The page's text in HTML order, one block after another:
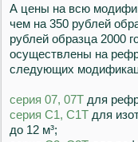
А цены на всю
чем на 350 рублей
рублей образца 2000
осуществлены на
следующих
серия 07, 07Т для
серия С1, С1Т для
до 12 м³;